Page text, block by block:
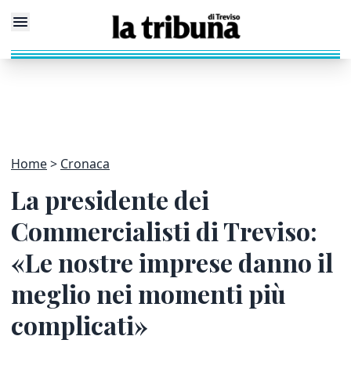
Home Cronaca
La presidente dei
Commercialisti di Treviso:
«Le nostre imprese danno il
meglio nei momenti più
complicati»